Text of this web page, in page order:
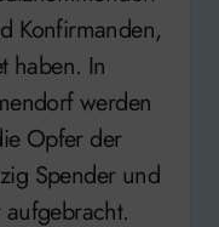
Konfirmanden,
haben. In
werden
Opfer der
Spender und